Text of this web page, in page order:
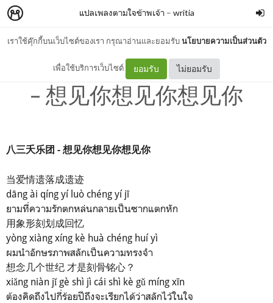
เราใช้คุ๊กกี้บนเว็บไซต์ของเรา กรุณาอ่านและยอมรับนโยบายความเป็นส่วนตัว
เพื่อใช้บริการเว็บไซต์ ยอมรับ ไม่ยอมรับ
แปลเพลงตามใจข้าพเจ้า– writia
[CHN/PYN/TH] 八三夭乐团
- 想见你想见你想见你
八三夭乐团 - 想见你想见你想见你
当爱情遗落成遗迹
dāng ài qíng yí luò chéng yí jī
ยามที่ความรักตกหล่นกลายเป็นซากแตกหัก
用象形刻划成回忆
yòng xiàng xíng kè huà chéng huí yì
ผมนำอักษรภาพสลักเป็นความทรงจำ
想念几个世纪 才是刻骨铭心？
xiǎng niàn jǐ gè shì jì cái shì kè gǔ míng xīn
ต้องคิดถึงไปกี่ร้อยปีถึงจะเรียกได้ว่าสลักไว้ในใจ